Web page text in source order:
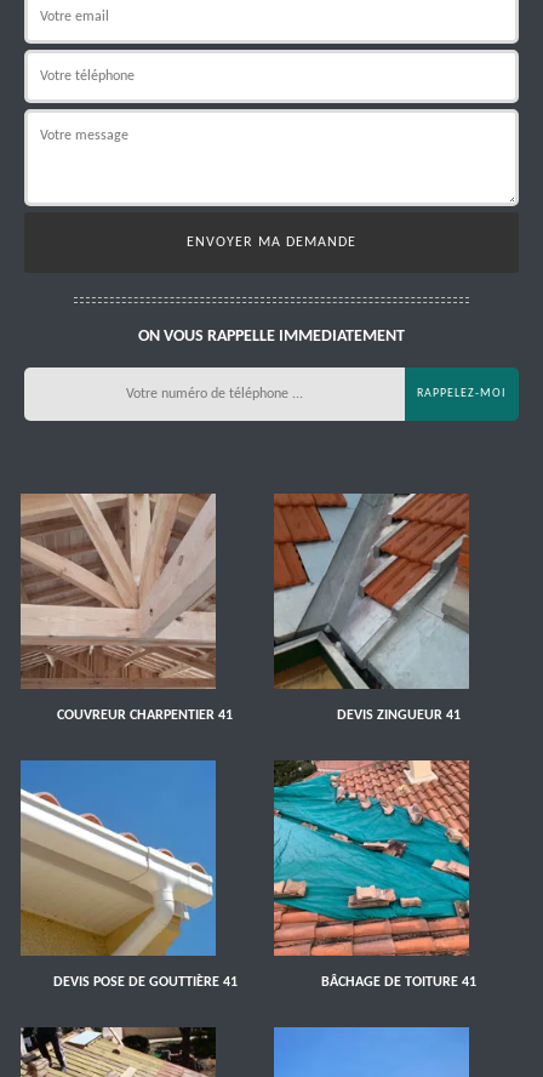
ON VOUS RAPPELLE IMMEDIATEMENT
COUVREUR CHARPENTIER 41 DEVIS ZINGUEUR 41
DEVIS POSE DE GOUTTIÈRE 41 BÂCHAGE DE TOITURE 41